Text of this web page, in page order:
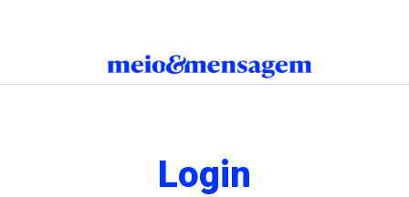
Login